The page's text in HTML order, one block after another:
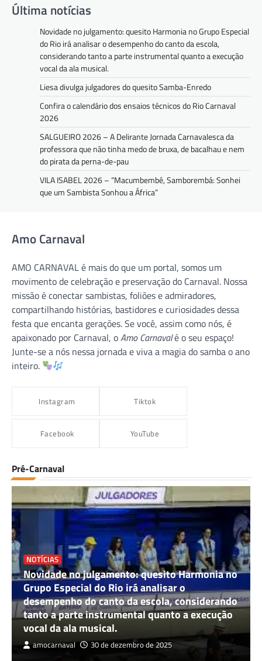
Última notícias
Novidade no julgamento: quesito Harmonia no Grupo Especial
do Rio irá analisar o desempenho do canto da escola,
considerando tanto a parte instrumental quanto a execução
vocal da ala musical.
Liesa divulga julgadores do quesito Samba-Enredo
Confira o calendário dos ensaios técnicos do Rio Carnaval
2026
SALGUEIRO 2026 – A Delirante Jornada Carnavalesca da
professora que não tinha medo de bruxa, de bacalhau e nem
do pirata da perna-de-pau
VILA ISABEL 2026 – “Macumbembê, Samborembá: Sonhei
que um Sambista Sonhou a África”
Amo Carnaval
AMO CARNAVAL é mais do que um portal, somos um
movimento de celebração e preservação do Carnaval. Nossa
missão é conectar sambistas, foliões e admiradores,
compartilhando histórias, bastidores e curiosidades dessa
festa que encanta gerações. Se você, assim como nós, é
apaixonado por Carnaval, oAmo Carnavalé o seu espaço!
Junte-se a nós nessa jornada e viva a magia do samba o ano
inteiro.
Instagram Tiktok
Facebook YouTube
Pré-Carnaval
NOTÍCIAS
Novidade no julgamento: quesito Harmonia no
Grupo Especial do Rio irá analisar o
desempenho do canto da escola, considerando
tanto a parte instrumental quanto a execução
vocal da ala musical.
amocarnaval 30 de dezembro de 2025